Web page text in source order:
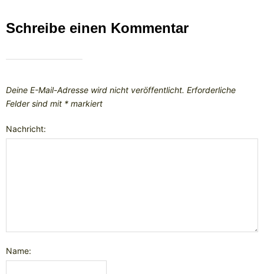
Schreibe einen Kommentar
Deine E-Mail-Adresse wird nicht veröffentlicht. Erforderliche
Felder sind mit * markiert
Nachricht:
Name: